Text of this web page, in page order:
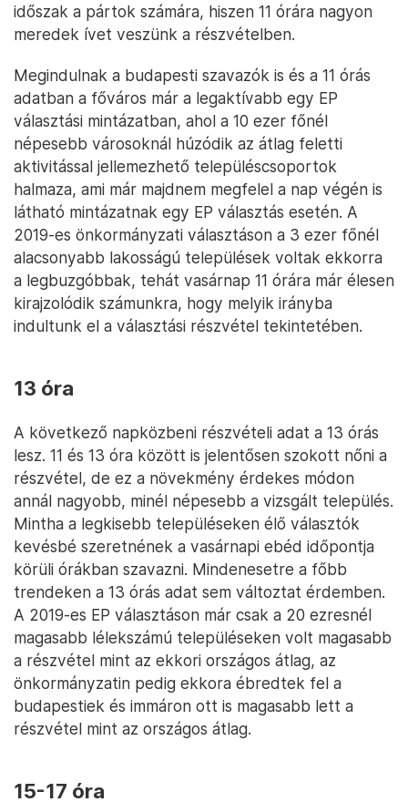
időszak a pártok számára, hiszen 11 órára nagyon
meredek ívet veszünk a részvételben.
Megindulnak a budapesti szavazók is és a 11 órás
adatban a főváros már a legaktívabb egy EP
választási mintázatban, ahol a 10 ezer főnél
népesebb városoknál húzódik az átlag feletti
aktivitással jellemezhető településcsoportok
halmaza, ami már majdnem megfelel a nap végén is
látható mintázatnak egy EP választás esetén. A
2019-es önkormányzati választáson a 3 ezer főnél
alacsonyabb lakosságú települések voltak ekkorra
a legbuzgóbbak, tehát vasárnap 11 órára már élesen
kirajzolódik számunkra, hogy melyik irányba
indultunk el a választási részvétel tekintetében.
13 óra
A következő napközbeni részvételi adat a 13 órás
lesz. 11 és 13 óra között is jelentősen szokott nőni a
részvétel, de ez a növekmény érdekes módon
annál nagyobb, minél népesebb a vizsgált település.
Mintha a legkisebb településeken élő választók
kevésbé szeretnének a vasárnapi ebéd időpontja
körüli órákban szavazni. Mindenesetre a főbb
trendeken a 13 órás adat sem változtat érdemben.
A 2019-es EP választáson már csak a 20 ezresnél
magasabb lélekszámú településeken volt magasabb
a részvétel mint az ekkori országos átlag, az
önkormányzatin pedig ekkora ébredtek fel a
budapestiek és immáron ott is magasabb lett a
részvétel mint az országos átlag.
15-17 óra